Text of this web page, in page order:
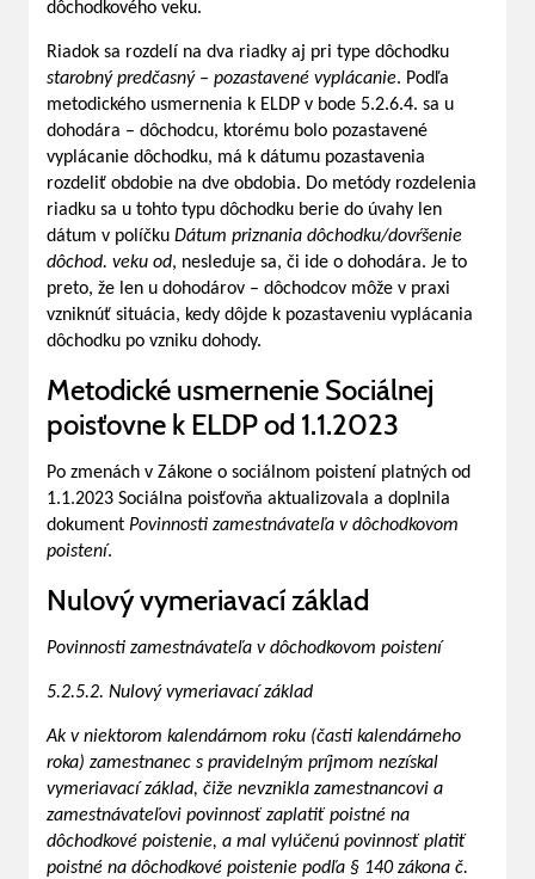
dôchodkového veku.
Riadok sa rozdelí na dva riadky aj pri type dôchodku
starobný predčasný – pozastavené vyplácanie. Podľa
metodického usmernenia k ELDP v bode 5.2.6.4. sa u
dohodára – dôchodcu, ktorému bolo pozastavené
vyplácanie dôchodku, má k dátumu pozastavenia
rozdeliť obdobie na dve obdobia. Do metódy rozdelenia
riadku sa u tohto typu dôchodku berie do úvahy len
dátum v políčku Dátum priznania dôchodku/dovŕšenie
dôchod. veku od, nesleduje sa, či ide o dohodára. Je to
preto, že len u dohodárov – dôchodcov môže v praxi
vzniknúť situácia, kedy dôjde k pozastaveniu vyplácania
dôchodku po vzniku dohody.
Metodické usmernenie Sociálnej
poisťovne k ELDP od 1.1.2023
Po zmenách v Zákone o sociálnom poistení platných od
1.1.2023 Sociálna poisťovňa aktualizovala a doplnila
dokument Povinnosti zamestnávateľa v dôchodkovom
poistení.
Nulový vymeriavací základ
Povinnosti zamestnávateľa v dôchodkovom poistení
5.2.5.2. Nulový vymeriavací základ
Ak v niektorom kalendárnom roku (časti kalendárneho
roka) zamestnanec s pravidelným príjmom nezískal
vymeriavací základ, čiže nevznikla zamestnancovi a
zamestnávateľovi povinnosť zaplatiť poistné na
dôchodkové poistenie, a mal vylúčenú povinnosť platiť
poistné na dôchodkové poistenie podľa § 140 zákona č.